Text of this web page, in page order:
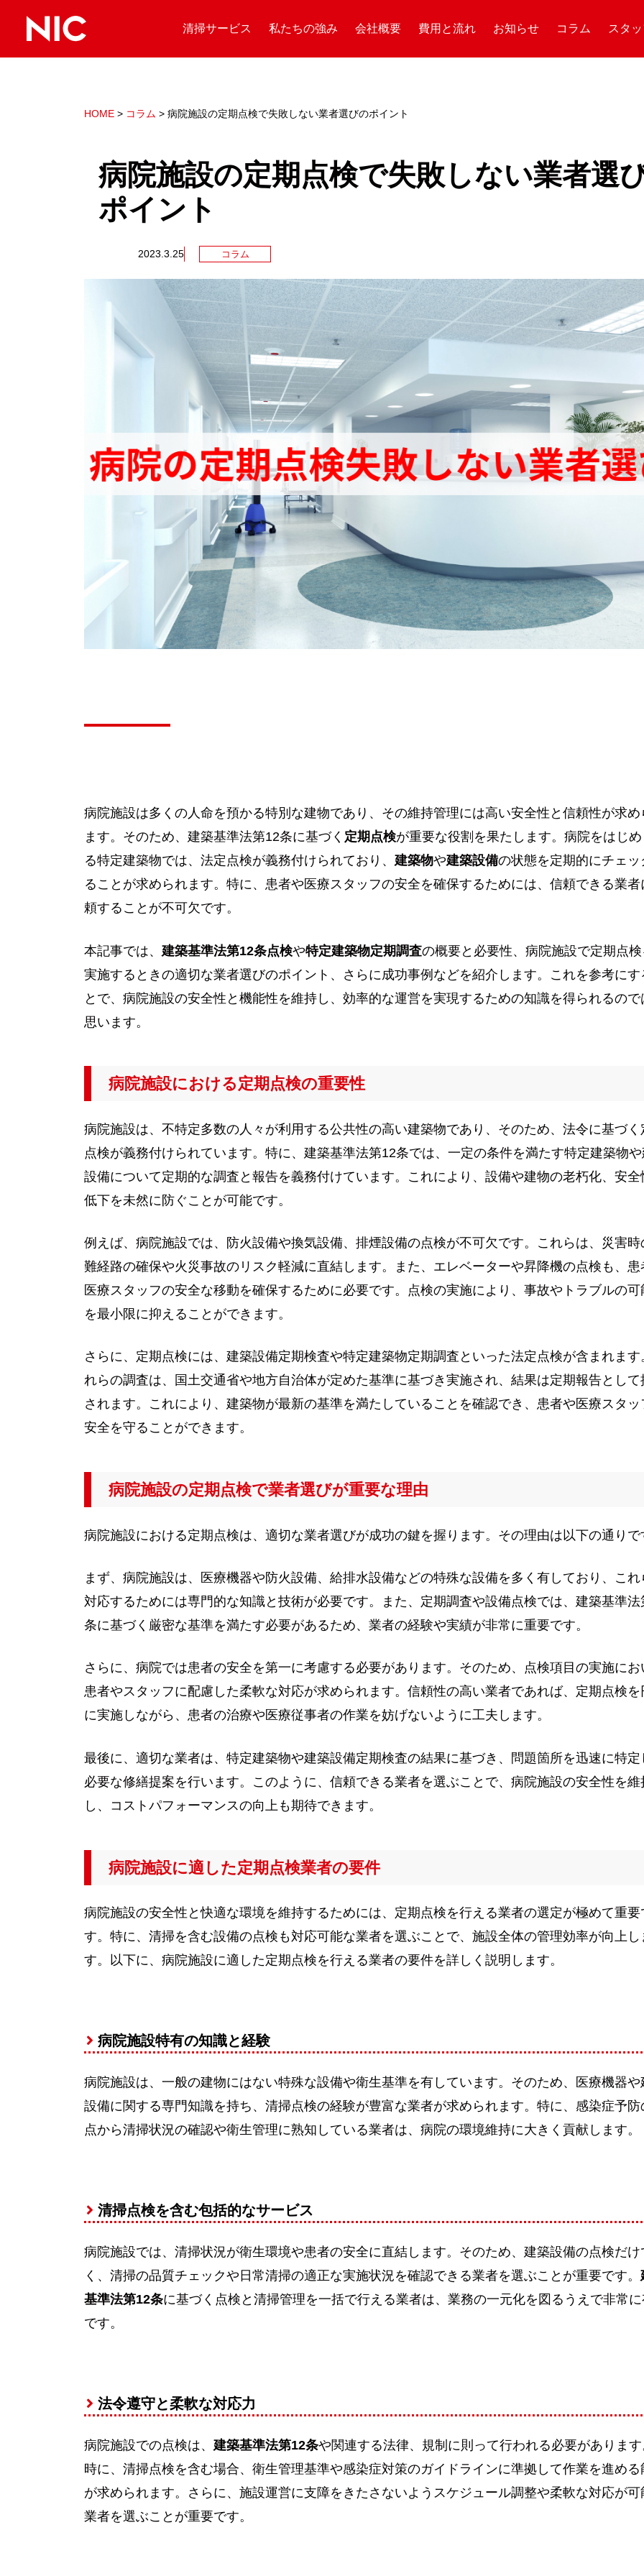
清掃サービス 私たちの強み 会社概要 費用と流れ お知らせ コラム スタ
HOME > コラム > 病院施設の定期点検で失敗しない業者選びのポイント
病院施設の定期点検で失敗しない業者選
ポイント
2023.3.25 コラム
病院施設は多くの人命を預かる特別な建物であり、その維持管理には高い安全性と信頼性が求め
ます。そのため、建築基準法第12条に基づく 定期点検が重要な役割を果たします。病院をはじ
る特定建築物では、法定点検が義務付けられており、 建築物や建築設備の状態を定期的にチェッ
ることが求められます。特に、患者や医療スタッフの安全を確保するためには、信頼できる業者
頼することが不可欠です。
本記事では、 建築基準法第12条点検や特定建築物定期調査の概要と必要性、病院施設で定期点
実施するときの適切な業者選びのポイント、さらに成功事例などを紹介します。これを参考にす
とで、病院施設の安全性と機能性を維持し、効率的な運営を実現するための知識を得られるので
思います。
病院施設における定期点検の重要性
病院施設は、不特定多数の人々が利用する公共性の高い建築物であり、そのため、法令に基づく
点検が義務付けられています。特に、建築基準法第12条では、一定の条件を満たす特定建築物
設備について定期的な調査と報告を義務付けています。これにより、設備や建物の老朽化、安全
低下を未然に防ぐことが可能です。
例えば、病院施設では、防火設備や換気設備、排煙設備の点検が不可欠です。これらは、災害時
難経路の確保や火災事故のリスク軽減に直結します。また、エレベーターや昇降機の点検も、患
医療スタッフの安全な移動を確保するために必要です。点検の実施により、事故やトラブルの可
を最小限に抑えることができます。
さらに、定期点検には、建築設備定期検査や特定建築物定期調査といった法定点検が含まれます
れらの調査は、国土交通省や地方自治体が定めた基準に基づき実施され、結果は定期報告として
されます。これにより、建築物が最新の基準を満たしていることを確認でき、患者や医療スタッ
安全を守ることができます。
病院施設の定期点検で業者選びが重要な理由
病院施設における定期点検は、適切な業者選びが成功の鍵を握ります。その理由は以下の通りで
まず、病院施設は、医療機器や防火設備、給排水設備などの特殊な設備を多く有しており、これ
対応するためには専門的な知識と技術が必要です。また、定期調査や設備点検では、建築基準法
条に基づく厳密な基準を満たす必要があるため、業者の経験や実績が非常に重要です。
さらに、病院では患者の安全を第一に考慮する必要があります。そのため、点検項目の実施にお
患者やスタッフに配慮した柔軟な対応が求められます。信頼性の高い業者であれば、定期点検を
に実施しながら、患者の治療や医療従事者の作業を妨げないように工夫します。
最後に、適切な業者は、特定建築物や建築設備定期検査の結果に基づき、問題箇所を迅速に特定
必要な修繕提案を行います。このように、信頼できる業者を選ぶことで、病院施設の安全性を維
し、コストパフォーマンスの向上も期待できます。
病院施設に適した定期点検業者の要件
病院施設の安全性と快適な環境を維持するためには、定期点検を行える業者の選定が極めて重要
す。特に、清掃を含む設備の点検も対応可能な業者を選ぶことで、施設全体の管理効率が向上し
す。以下に、病院施設に適した定期点検を行える業者の要件を詳しく説明します。
病院施設特有の知識と経験
病院施設は、一般の建物にはない特殊な設備や衛生基準を有しています。そのため、医療機器や
設備に関する専門知識を持ち、清掃点検の経験が豊富な業者が求められます。特に、感染症予防
点から清掃状況の確認や衛生管理に熟知している業者は、病院の環境維持に大きく貢献します。
清掃点検を含む包括的なサービス
病院施設では、清掃状況が衛生環境や患者の安全に直結します。そのため、建築設備の点検だけ
く、清掃の品質チェックや日常清掃の適正な実施状況を確認できる業者を選ぶことが重要です。
基準法第12条に基づく点検と清掃管理を一括で行える業者は、業務の一元化を図るうえで非常に
です。
法令遵守と柔軟な対応力
病院施設での点検は、 建築基準法第12条や関連する法律、規制に則って行われる必要があります
時に、清掃点検を含む場合、衛生管理基準や感染症対策のガイドラインに準拠して作業を進める
が求められます。さらに、施設運営に支障をきたさないようスケジュール調整や柔軟な対応が可
業者を選ぶことが重要です。